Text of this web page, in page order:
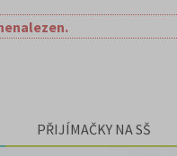
PŘIJÍMAČKY NA SŠ